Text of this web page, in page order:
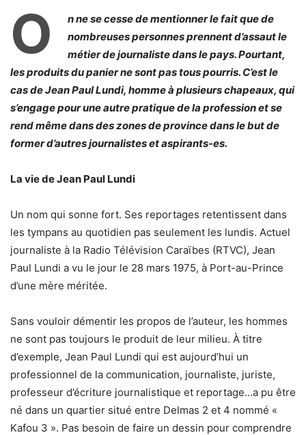
O
n ne se cesse de mentionner le fait que de
nombreuses personnes prennent d’assaut le
métier de journaliste dans le pays. Pourtant,
les produits du panier ne sont pas tous pourris. C’est le
cas de Jean Paul Lundi, homme à plusieurs chapeaux, qui
s’engage pour une autre pratique de la profession et se
rend même dans des zones de province dans le but de
former d’autres journalistes et aspirants-es.
La vie de Jean Paul Lundi
Un nom qui sonne fort. Ses reportages retentissent dans
les tympans au quotidien pas seulement les lundis. Actuel
journaliste à la Radio Télévision Caraïbes (RTVC), Jean
Paul Lundi a vu le jour le 28 mars 1975, à Port-au-Prince
d’une mère méritée.
Sans vouloir démentir les propos de l’auteur, les hommes
ne sont pas toujours le produit de leur milieu. À titre
d’exemple, Jean Paul Lundi qui est aujourd’hui un
professionnel de la communication, journaliste, juriste,
professeur d’écriture journalistique et reportage…a pu être
né dans un quartier situé entre Delmas 2 et 4 nommé «
Kafou 3 ». Pas besoin de faire un dessin pour comprendre